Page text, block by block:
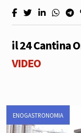
il 24 Cantina
VIDEO
ENOGASTRONOMIA